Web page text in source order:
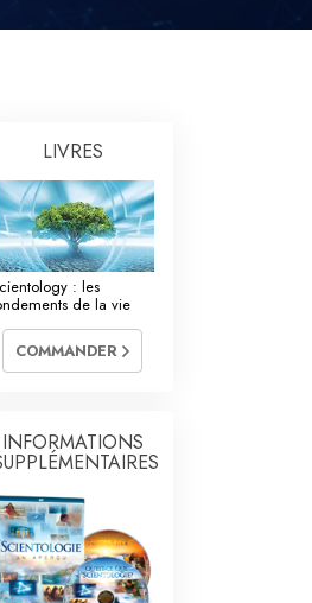
l’organisation
LIVRES
: les
de la vie
COMMANDER
INFORMATIONS